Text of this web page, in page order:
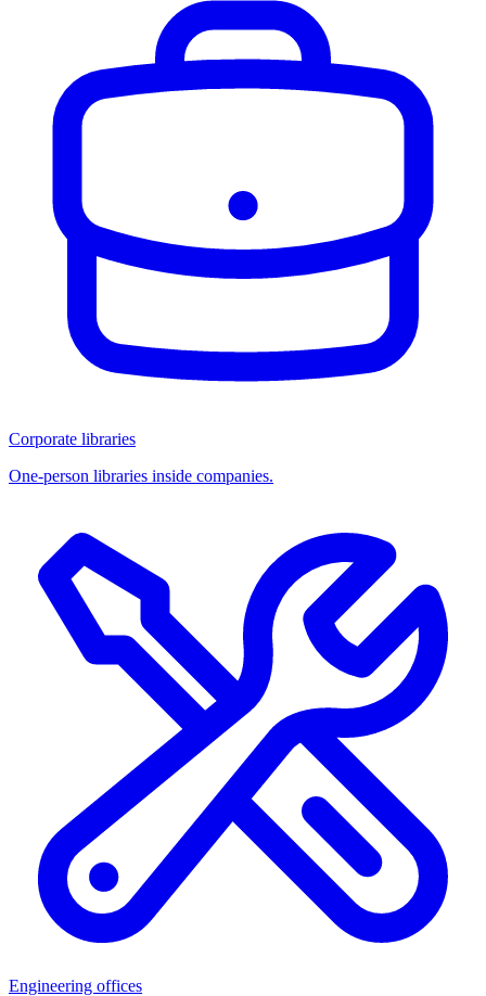
Corporate libraries
One-person libraries inside companies.
Engineering offices